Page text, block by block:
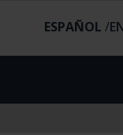
ESPAÑOL /